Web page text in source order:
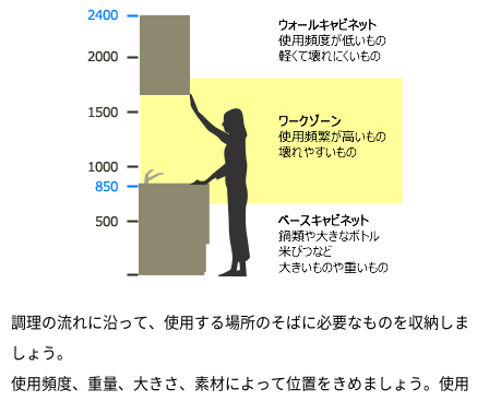
調理の流れに沿って、使用する場所のそばに必要なものを収納しま
しょう。
使用頻度、重量、大きさ、素材によって位置をきめましょう。使用